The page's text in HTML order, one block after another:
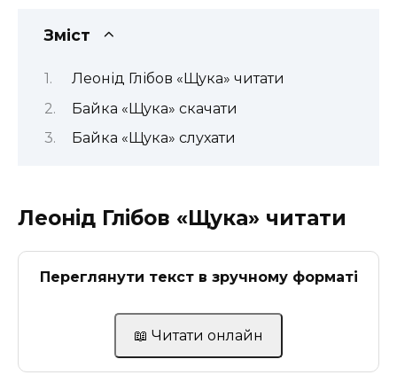
Зміст
Леонід Глібов «Щука» читати
Байка «Щука» скачати
Байка «Щука» слухати
Леонід Глібов «Щука» читати
Переглянути текст в зручному форматі
📖 Читати онлайн